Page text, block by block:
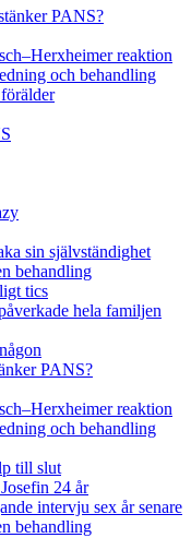
PANS?
reaktion
och behandling
sin självständighet
behandling
tics
hela familjen
PANS?
reaktion
och behandling
till slut
24 år
intervju sex år senare
behandling